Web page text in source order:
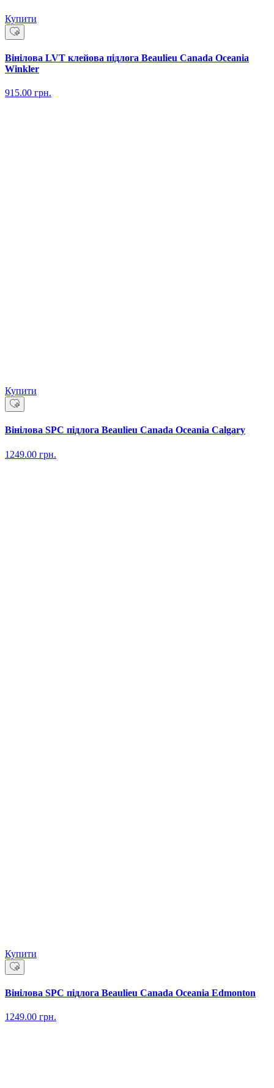
Купити
Вінілова LVT клейова підлога Beaulieu Canada Oceania
Winkler
915.00 грн.
Купити
Вінілова SPC підлога Beaulieu Canada Oceania Calgary
1249.00 грн.
Купити
Вінілова SPC підлога Beaulieu Canada Oceania Edmonton
1249.00 грн.